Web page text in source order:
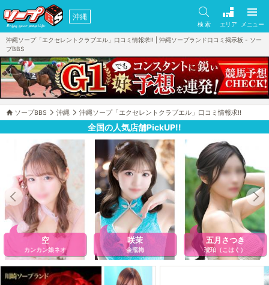
沖縄
検 索 エリア メニュー
沖縄ソープ「エクセレントクラブエル」口コミ情報求!! | 沖縄ソープランド口コミ掲示板 - ソー
プBBS
ソープBBS 沖縄 沖縄ソープ「エクセレントクラブエル」口コミ情報求!!
全国の人気店舗PickUP!!
空
カンカン娘ネオ
咲茉
金瓶梅
五月さつき
琥珀（こはく）